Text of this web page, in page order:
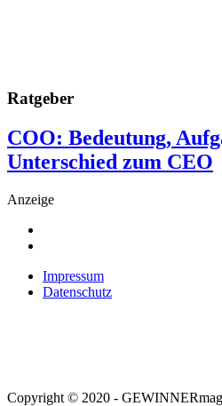
Ratgeber
COO: Bedeutung,
Unterschied zum CEO
Anzeige
Impressum
Datenschutz
Copyright © 2020 -